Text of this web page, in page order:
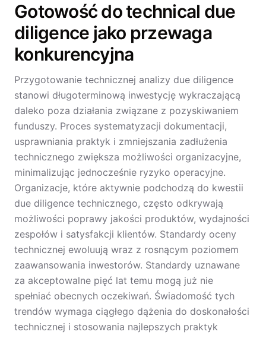
Gotowość do technical due
diligence jako przewaga
konkurencyjna
Przygotowanie technicznej analizy due diligence
stanowi długoterminową inwestycję wykraczającą
daleko poza działania związane z pozyskiwaniem
funduszy. Proces systematyzacji dokumentacji,
usprawniania praktyk i zmniejszania zadłużenia
technicznego zwiększa możliwości organizacyjne,
minimalizując jednocześnie ryzyko operacyjne.
Organizacje, które aktywnie podchodzą do kwestii
due diligence technicznego, często odkrywają
możliwości poprawy jakości produktów, wydajności
zespołów i satysfakcji klientów. Standardy oceny
technicznej ewoluują wraz z rosnącym poziomem
zaawansowania inwestorów. Standardy uznawane
za akceptowalne pięć lat temu mogą już nie
spełniać obecnych oczekiwań. Świadomość tych
trendów wymaga ciągłego dążenia do doskonałości
technicznej i stosowania najlepszych praktyk